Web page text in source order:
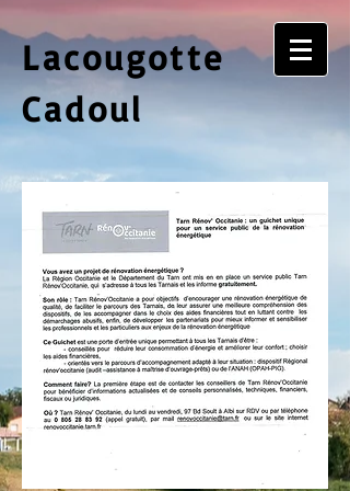
Lacougotte
Cadoul